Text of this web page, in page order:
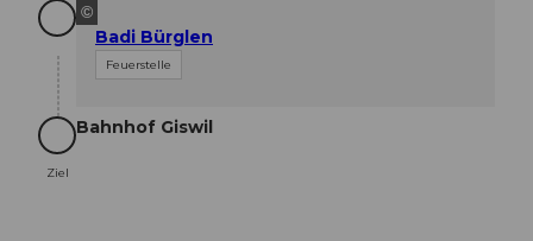
©
Badi Bürglen
Feuerstelle
Ziel
Ziel
Bahnhof Giswil